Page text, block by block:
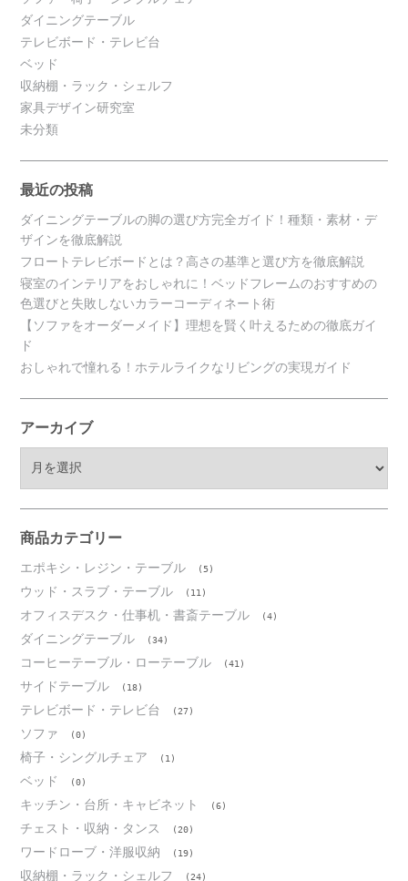
ダイニングテーブル
テレビボード・テレビ台
ベッド
収納棚・ラック・シェルフ
家具デザイン研究室
未分類
最近の投稿
ダイニングテーブルの脚の選び方完全ガイド！種類・素材・デ
ザインを徹底解説
フロートテレビボードとは？高さの基準と選び方を徹底解説
寝室のインテリアをおしゃれに！ベッドフレームのおすすめの
色選びと失敗しないカラーコーディネート術
【ソファをオーダーメイド】理想を賢く叶えるための徹底ガイ
ド
おしゃれで憧れる！ホテルライクなリビングの実現ガイド
アーカイブ
ブ
商品カテゴリー
エポキシ・レジン・テーブル (5)
ウッド・スラブ・テーブル (11)
オフィスデスク・仕事机・書斎テーブル (4)
ダイニングテーブル (34)
コーヒーテーブル・ローテーブル (41)
サイドテーブル (18)
テレビボード・テレビ台 (27)
ソファ (0)
椅子・シングルチェア (1)
ベッド (0)
キッチン・台所・キャビネット (6)
チェスト・収納・タンス (20)
ワードローブ・洋服収納 (19)
収納棚・ラック・シェルフ (24)